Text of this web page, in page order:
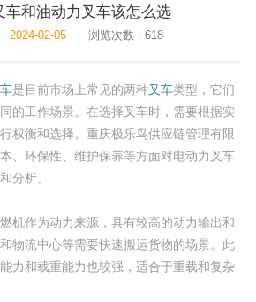
车和油动力叉车该怎么选
2024-02-05 浏览次数 : 618
是目前市场上常见的两种叉车类型，它们
的工作场景。在选择叉车时，需要根据实
权衡和选择。重庆极乐鸟供应链管理有限
、环保性、维护保养等方面对电动力叉车
分析。
机作为动力来源，具有较高的动力输出和
物流中心等需要快速搬运货物的场景。此
力和载重能力也较强，适合于重载和复杂